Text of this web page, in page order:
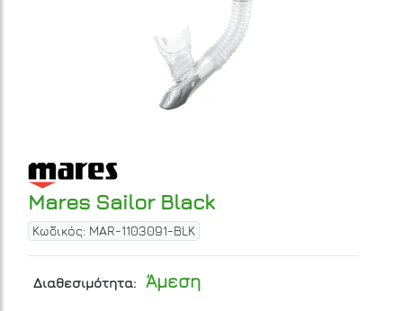
Mares Sailor Black
Κωδικός: MAR-1103091-BLK
Διαθεσιμότητα: Άμεση